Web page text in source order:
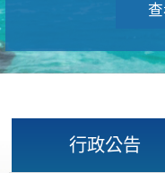
行政公告